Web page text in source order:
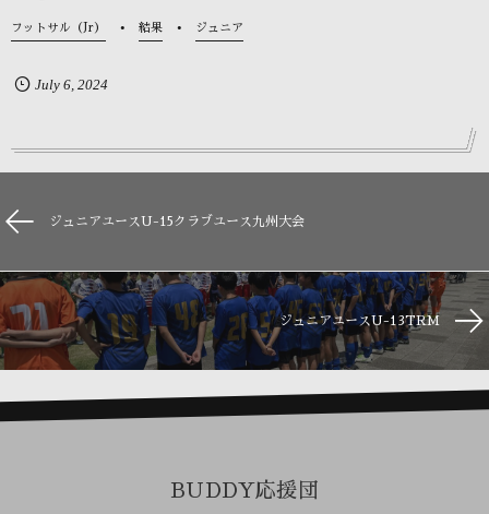
フットサル（Jr） 結果 ジュニア
July 6, 2024
ジュニアユースU-15クラブユース九州大会
ジュニアユースU-13TRM
BUDDY応援団